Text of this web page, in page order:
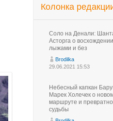
Колонка
Соло на Денали:
Асторга о
лыжами и без
Brodilka
29.06.2021 15:53
Небесный капкан
Марек Холечек о
маршруте и
судьбы